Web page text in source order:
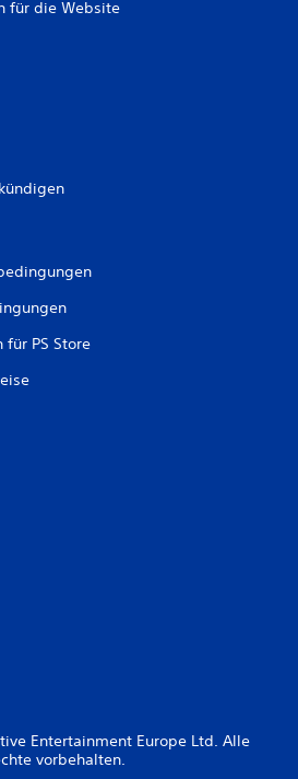
für die Website
PS Store
Entertainment Europe Ltd. Alle
vorbehalten.